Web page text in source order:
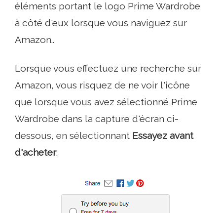
éléments portant le logo Prime Wardrobe
à côté d'eux lorsque vous naviguez sur
Amazon..
Lorsque vous effectuez une recherche sur
Amazon, vous risquez de ne voir l'icône
que lorsque vous avez sélectionné Prime
Wardrobe dans la capture d'écran ci-
dessous, en sélectionnant Essayez avant
d'acheter: